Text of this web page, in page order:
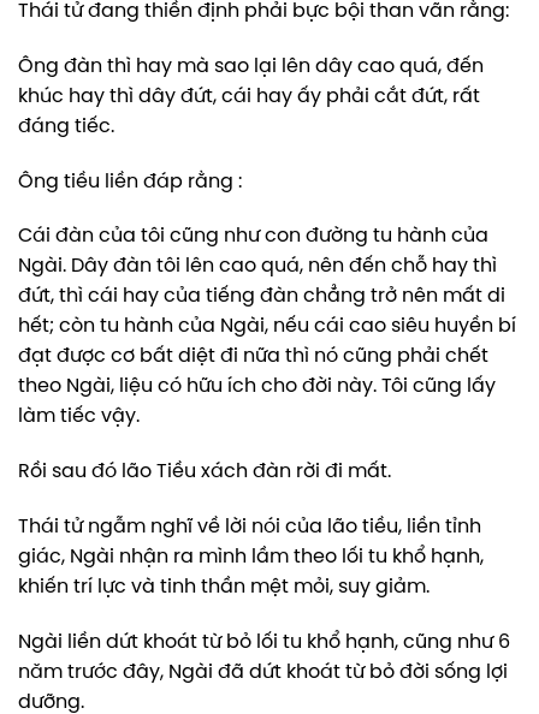
Thái tử đang thiền định phải bực bội than vãn rằng:
Ông đàn thì hay mà sao lại lên dây cao quá, đến
khúc hay thì dây đứt, cái hay ấy phải cắt đứt, rất
đáng tiếc.
Ông tiều liền đáp rằng :
Cái đàn của tôi cũng như con đường tu hành của
Ngài. Dây đàn tôi lên cao quá, nên đến chỗ hay thì
đứt, thì cái hay của tiếng đàn chẳng trở nên mất di
hết; còn tu hành của Ngài, nếu cái cao siêu huyền bí
đạt được cơ bất diệt đi nữa thì nó cũng phải chết
theo Ngài, liệu có hữu ích cho đời này. Tôi cũng lấy
làm tiếc vậy.
Rồi sau đó lão Tiều xách đàn rời đi mất.
Thái tử ngẫm nghĩ về lời nói của lão tiều, liền tỉnh
giác, Ngài nhận ra mình lầm theo lối tu khổ hạnh,
khiến trí lực và tinh thần mệt mỏi, suy giảm.
Ngài liền dứt khoát từ bỏ lối tu khổ hạnh, cũng như 6
năm trước đây, Ngài đã dứt khoát từ bỏ đời sống lợi
dưỡng.